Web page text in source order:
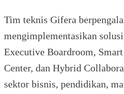
Tim teknis Gifera
mengimplementasikan
Executive Boardroom,
Center, dan Hybrid
sektor bisnis, pendidikan,